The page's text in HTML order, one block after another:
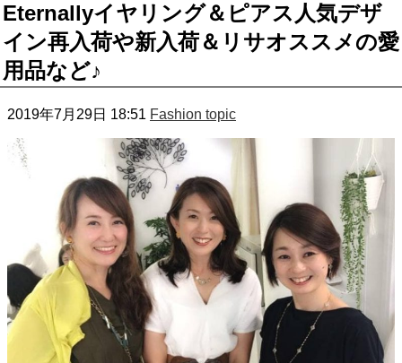
Eternallyイヤリング＆ピアス人気デザ
イン再入荷や新入荷＆リサオススメの愛
用品など♪
2019年7月29日 18:51 Fashion topic